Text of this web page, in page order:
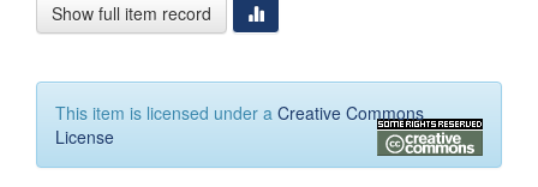
Show full item record
This item is licensed under a Creative Commons
License